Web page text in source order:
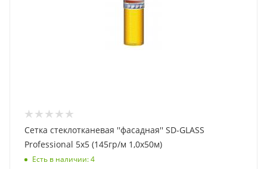
Сетка стеклотканевая ''фасадная'' SD-GLASS
Professional 5х5 (145гр/м 1,0х50м)
Есть в наличии: 4